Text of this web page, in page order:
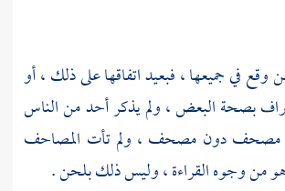
في جميعها ، فبعيد اتفاقها على ذلك ، أو
بصحة البعض ، ولم يذكر أحد من الناس
مصحف دون مصحف ، ولم تأت المصاحف
هو من وجوه القراءة ، وليس ذلك بلحن .